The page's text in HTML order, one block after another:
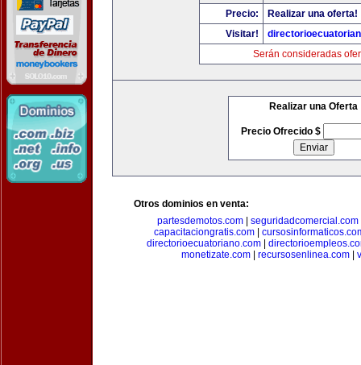
Precio:
Realizar una oferta!
Visitar!
Serán consideradas
Realizar una Oferta
Precio Ofrecido $
Otros dominios en venta:
partesdemotos.com| seguridadcomercial.com
capacitaciongratis.com|
directorioecuatoriano.com
monetizate.com
recursosenlinea.com